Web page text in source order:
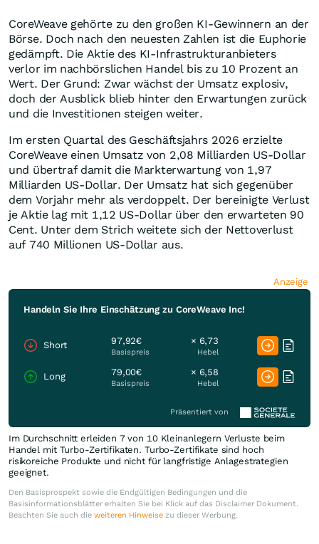
CoreWeave gehörte zu den großen KI-Gewinnern an der
Börse. Doch nach den neuesten Zahlen ist die Euphorie
gedämpft. Die Aktie des KI-Infrastrukturanbieters
verlor im nachbörslichen Handel bis zu 10 Prozent an
Wert. Der Grund: Zwar wächst der Umsatz explosiv,
doch der Ausblick blieb hinter den Erwartungen zurück
und die Investitionen steigen weiter.
Im ersten Quartal des Geschäftsjahrs 2026 erzielte
CoreWeave einen Umsatz von 2,08 Milliarden US-Dollar
und übertraf damit die Markterwartung von 1,97
Milliarden US-Dollar. Der Umsatz hat sich gegenüber
dem Vorjahr mehr als verdoppelt. Der bereinigte Verlust
je Aktie lag mit 1,12 US-Dollar über den erwarteten 90
Cent. Unter dem Strich weitete sich der Nettoverlust
auf 740 Millionen US-Dollar aus.
Anzeige
Handeln Sie Ihre Einschätzung zu CoreWeave Inc!
Short 97,92€
Basispreis
× 6,73
Hebel
Long 79,00€
Basispreis
× 6,58
Hebel
Präsentiert von
Im Durchschnitt erleiden 7 von 10 Kleinanlegern Verluste beim
Handel mit Turbo-Zertifikaten. Turbo-Zertifikate sind hoch
risikoreiche Produkte und nicht für langfristige Anlagestrategien
geeignet.
Den Basisprospekt sowie die Endgültigen Bedingungen und die
Basisinformationsblätter erhalten Sie bei Klick auf das Disclaimer Dokument.
Beachten Sie auch die weiteren Hinweise zu dieser Werbung.